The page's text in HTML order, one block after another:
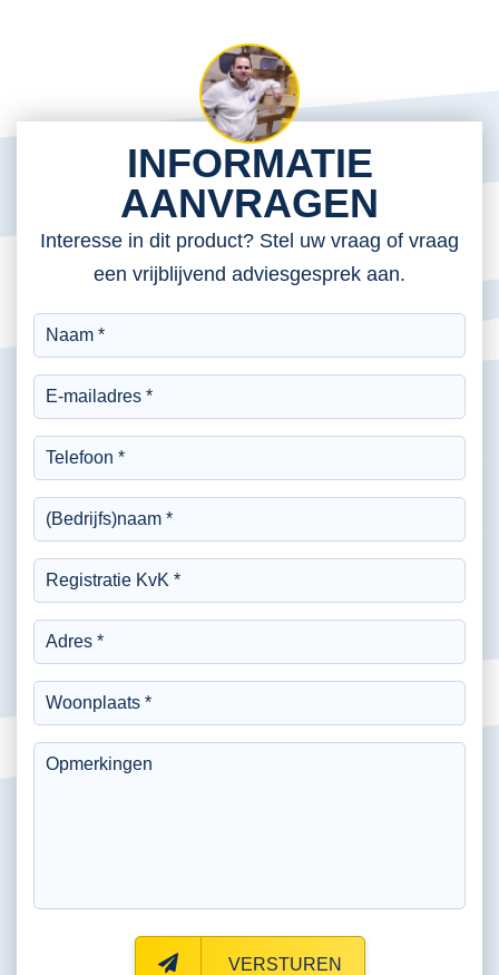
INFORMATIE
AANVRAGEN
Interesse in dit product? Stel uw vraag of vraag
een vrijblijvend adviesgesprek aan.
VERSTUREN